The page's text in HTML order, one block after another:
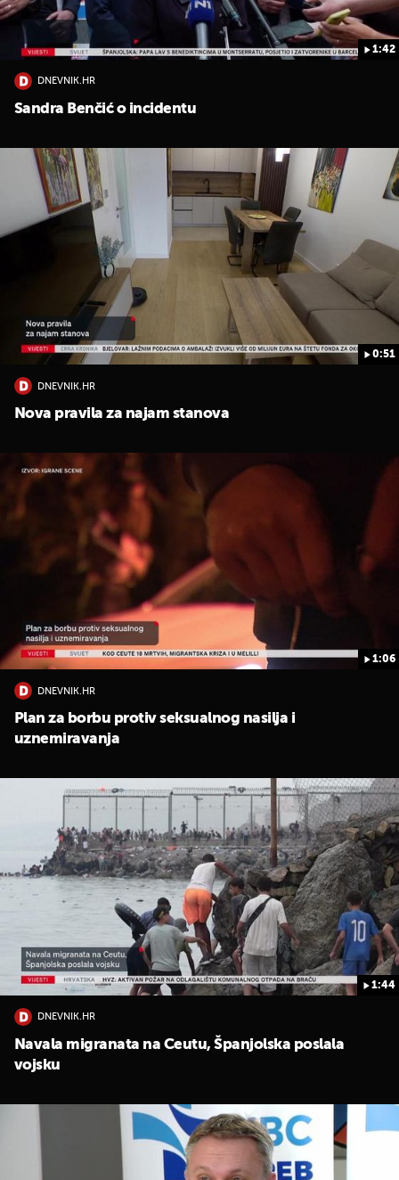
1:42
DNEVNIK.HR
Sandra Benčić o incidentu
0:51
DNEVNIK.HR
Nova pravila za najam stanova
1:06
DNEVNIK.HR
Plan za borbu protiv seksualnog nasilja i
uznemiravanja
1:44
DNEVNIK.HR
Navala migranata na Ceutu, Španjolska poslala
vojsku